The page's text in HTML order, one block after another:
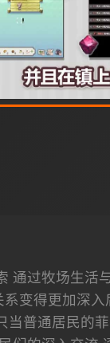
通过牧场生活
变得更加深
普通居民的